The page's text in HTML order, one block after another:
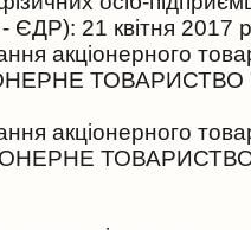
ЄДР): 21 квітня 2017
акціонерного
акціонерного